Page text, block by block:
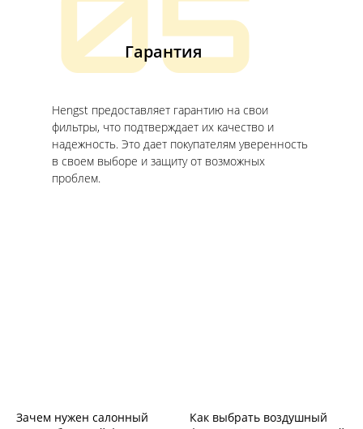
05
Гарантия
Hengst предоставляет гарантию на свои
фильтры, что подтверждает их качество и
надежность. Это дает покупателям уверенность
в своем выборе и защиту от возможных
проблем.
Зачем нужен салонный
Как выбрать воздушный